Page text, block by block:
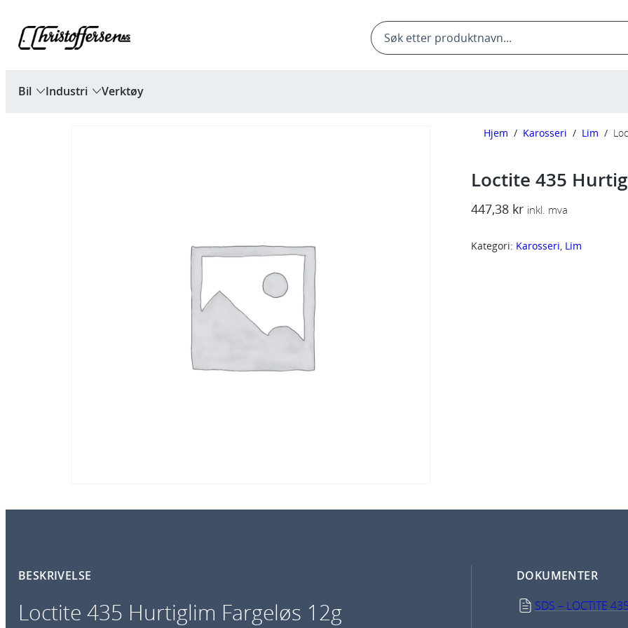
innhold
Products
search
Bil Industri Verktøy
Hjem / Karosseri / Lim /
Loctite 435
447,38 kr inkl. mva
Kategori: Karosseri, Lim
BESKRIVELSE
Loctite 435 Hurtiglim Fargeløs 12g
DOKUMENTER
SDS – LOCTITE